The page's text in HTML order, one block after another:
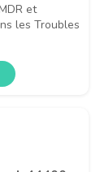
et
les Troubles